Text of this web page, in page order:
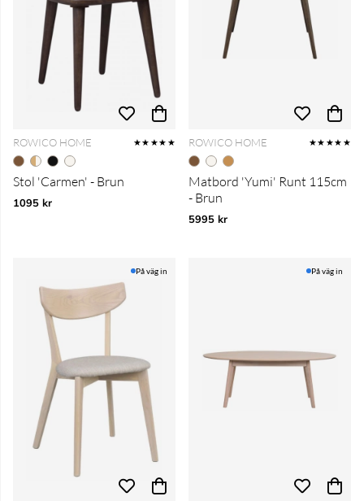
ROWICO HOME ★★★★★
Stol 'Carmen' - Brun
1095 kr
ROWICO HOME ★★★★★
Matbord 'Yumi' Runt 115cm
- Brun
5995 kr
På väg in På väg in